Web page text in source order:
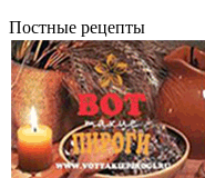
Постные рецепты